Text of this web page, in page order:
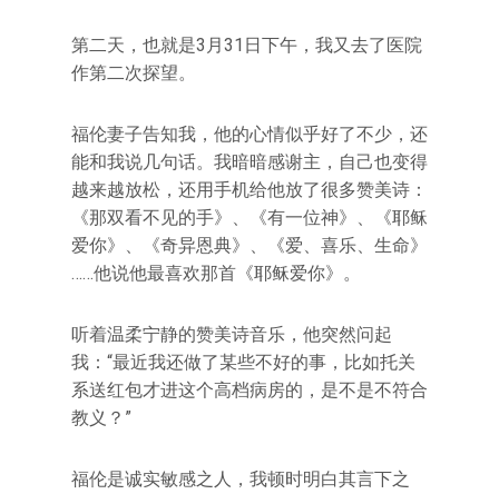
第二天，也就是3月31日下午，我又去了医院
作第二次探望。
福伦妻子告知我，他的心情似乎好了不少，还
能和我说几句话。我暗暗感谢主，自己也变得
越来越放松，还用手机给他放了很多赞美诗：
《那双看不见的手》、《有一位神》、《耶稣
爱你》、《奇异恩典》、《爱、喜乐、生命》
……他说他最喜欢那首《耶稣爱你》。
听着温柔宁静的赞美诗音乐，他突然问起
我：“最近我还做了某些不好的事，比如托关
系送红包才进这个高档病房的，是不是不符合
教义？”
福伦是诚实敏感之人，我顿时明白其言下之